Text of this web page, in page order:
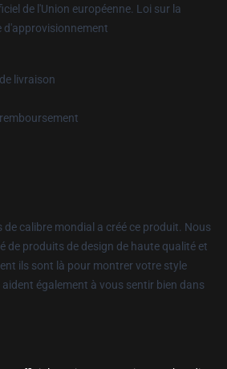
de l'Union européenne. Loi sur la
d'approvisionnement
livraison
de calibre mondial a créé ce produit. Nous
de produits de design de haute qualité et
ils sont là pour montrer votre style
également à vous sentir bien dans